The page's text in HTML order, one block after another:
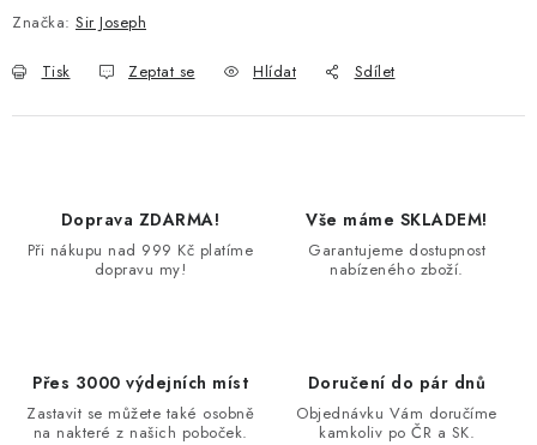
Značka: Sir Joseph
Tisk Zeptat se Hlídat Sdílet
Doprava ZDARMA!
Při nákupu nad 999 Kč platíme
dopravu my!
Vše máme SKLADEM!
Garantujeme dostupnost
nabízeného zboží.
Přes 3000 výdejních míst
Zastavit se můžete také osobně
na nakteré z našich poboček.
Doručení do pár dnů
Objednávku Vám doručíme
kamkoliv po ČR a SK.